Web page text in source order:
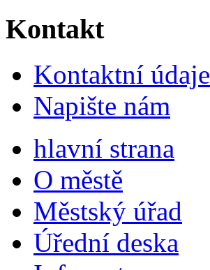
Kontakt
Kontaktní údaje
Napište nám
hlavní strana
O městě
Městský úřad
Úřední deska